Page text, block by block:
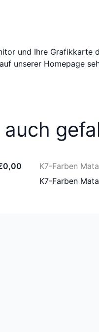
und Ihre Grafikkarte
unserer Homepage
0,00
K7-Farben
K7-Farben